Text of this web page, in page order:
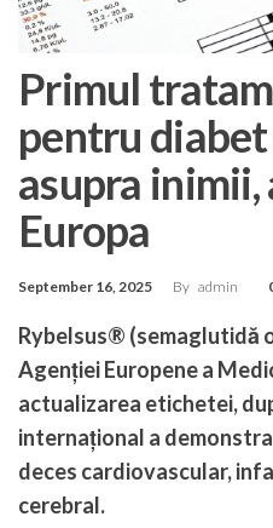
Primul
pentru
asupra
Europa
September 16, 2025 By admin
Rybelsus® (semaglutidă
Agenției Europene a
actualizarea etichetei,
internațional a
deces cardiovascular,
cerebral.